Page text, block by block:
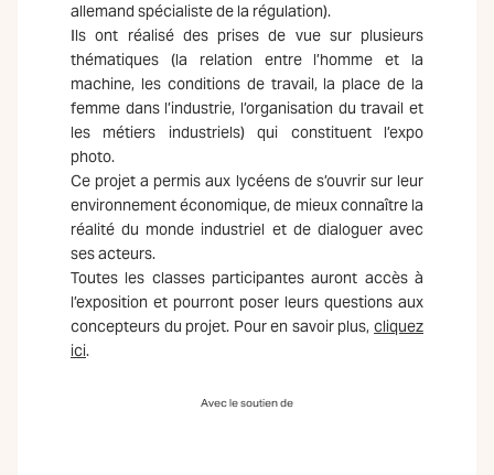
allemand spécialiste de la régulation).
Ils ont réalisé des prises de vue sur plusieurs
thématiques (la relation entre l’homme et la
machine, les conditions de travail, la place de la
femme dans l’industrie, l’organisation du travail et
les métiers industriels) qui constituent l’expo
photo.
Ce projet a permis aux lycéens de s’ouvrir sur leur
environnement économique, de mieux connaître la
réalité du monde industriel et de dialoguer avec
ses acteurs.
Toutes les classes participantes auront accès à
l’exposition et pourront poser leurs questions aux
concepteurs du projet. Pour en savoir plus, cliquez
ici.
Avec le soutien de